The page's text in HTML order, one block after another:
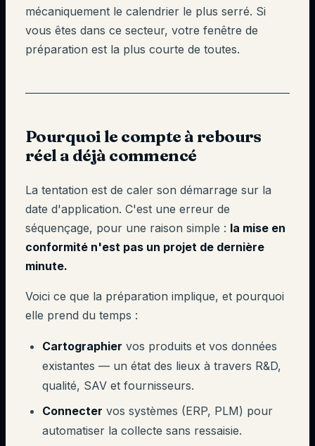
mécaniquement le calendrier le plus serré. Si
vous êtes dans ce secteur, votre fenêtre de
préparation est la plus courte de toutes.
Pourquoi le compte à rebours
réel a déjà commencé
La tentation est de caler son démarrage sur la
date d'application. C'est une erreur de
séquençage, pour une raison simple : la mise en
conformité n'est pas un projet de dernière
minute.
Voici ce que la préparation implique, et pourquoi
elle prend du temps :
Cartographier vos produits et vos données
existantes — un état des lieux à travers R&D,
qualité, SAV et fournisseurs.
Connecter vos systèmes (ERP, PLM) pour
automatiser la collecte sans ressaisie.